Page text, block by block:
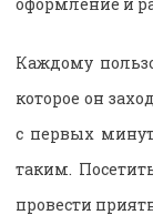
Каждому
которое он
с первых
таким.
провести